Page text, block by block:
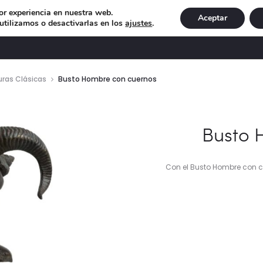
ILUMINACIÓN NAVIDAD
Clásicas Busto Hombre con cuernos
Busto
Con el Busto Hombre con
experiencia en nuestra web.
o desactivarlas en losajustes. Aceptar